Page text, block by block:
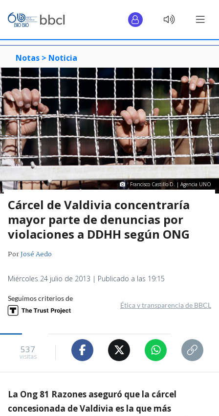
Notas > Noticia
Francisco Castillo D. | Agencia UNO
Cárcel de Valdivia concentraría
mayor parte de denuncias por
violaciones a DDHH según ONG
PorJosé Aedo
Miércoles 24 julio de 2013 | Publicado a las 19:15
Seguimos criterios de
Ética y transparencia de BBCL
537
visitas
La Ong 81 Razones aseguró que la cárcel
concesionada de Valdivia es la que más